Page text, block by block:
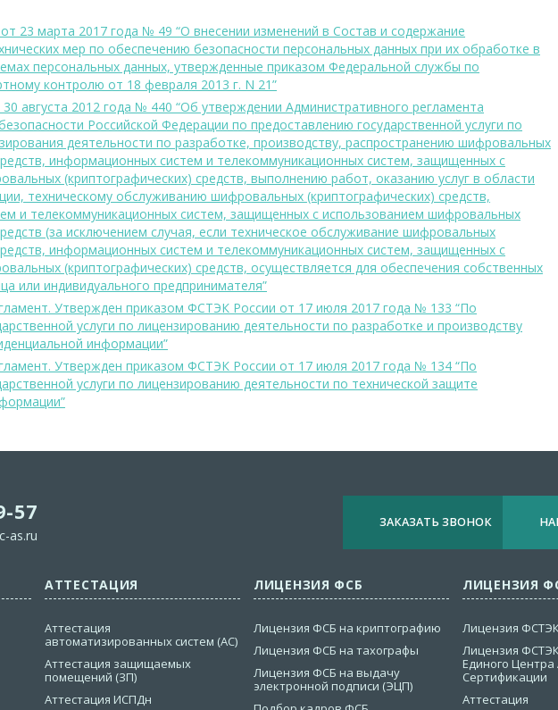
23 марта 2017 года № 49 “О внесении изменений в Состав и содержание
мер по обеспечению безопасности персональных данных при их обработке в
персональных данных, утвержденные приказом Федеральной службы по
контролю от 18 февраля 2013 г. N 21”
августа 2012 года № 440 “Об утверждении Административного регламента
Российской Федерации по предоставлению государственной услуги по
деятельности по разработке, производству, распространению шифровальных
информационных систем и телекоммуникационных систем, защищенных с
(криптографических) средств, выполнению работ, оказанию услуг в области
техническому обслуживанию шифровальных (криптографических) средств,
и телекоммуникационных систем, защищенных с использованием шифровальных
(за исключением случая, если техническое обслуживание шифровальных
информационных систем и телекоммуникационных систем, защищенных с
(криптографических) средств, осуществляется для обеспечения собственных
или индивидуального предпринимателя”
Утвержден приказом ФСТЭК России от 17 июля 2017 года № 133 “По
услуги по лицензированию деятельности по разработке и производству
информации”
Утвержден приказом ФСТЭК России от 17 июля 2017 года № 134 “По
услуги по лицензированию деятельности по технической защите
57
as.ru
ЗАКАЗАТЬ ЗВОНОК
АТТЕСТАЦИЯ
Аттестация
автоматизированных систем (АС)
Аттестация защищаемых
помещений (ЗП)
Аттестация ИСПДн
ЛИЦЕНЗИЯ ФСБ
Лицензия ФСБ на криптографию
Лицензия ФСБ на тахографы
Лицензия ФСБ на выдачу
электронной подписи (ЭЦП)
ЛИЦЕНЗИЯ
Лицензия
Лицензия
Единого Центра
Сертификации
Аттестация